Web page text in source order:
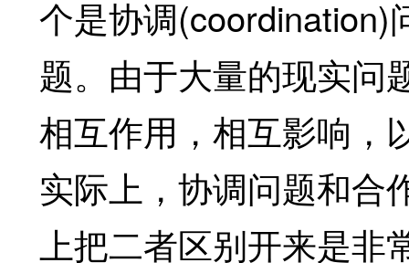
个是协调(coordination)
题。由于大量的现实问
相互作用，相互影响，
实际上，协调问题和合
上把二者区别开来是非